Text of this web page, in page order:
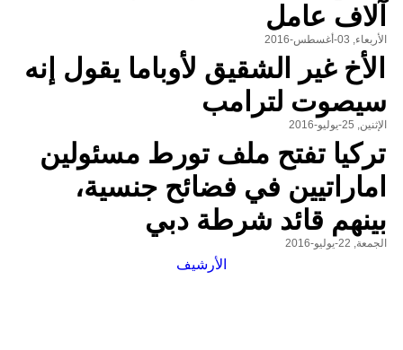
آلاف عامل
الأربعاء, 03-أغسطس-2016
الأخ غير الشقيق لأوباما يقول إنه
سيصوت لترامب
الإثنين, 25-يوليو-2016
تركيا تفتح ملف تورط مسئولين
اماراتيين في فضائح جنسية،
بينهم قائد شرطة دبي
الجمعة, 22-يوليو-2016
الأرشيف